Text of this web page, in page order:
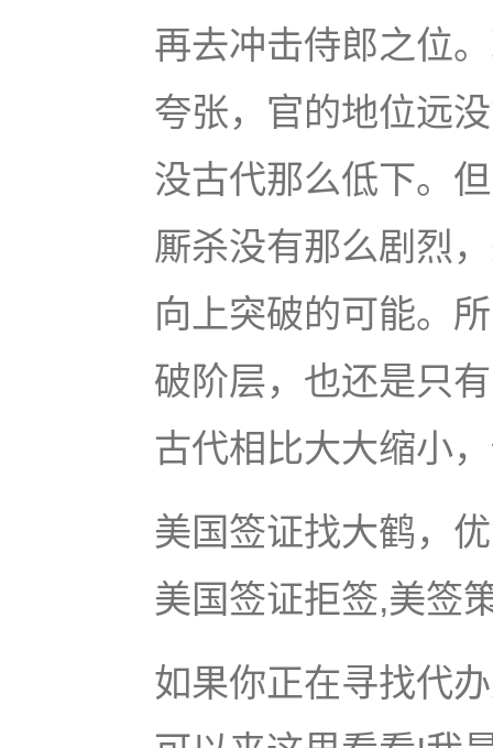
再去冲击侍郎之位
夸张，官的地位远
没古代那么低下。
厮杀没有那么剧烈
向上突破的可能。
破阶层，也还是只
古代相比大大缩小
美国签证找大鹤，
美国签证拒签,美签
如果你正在寻找代